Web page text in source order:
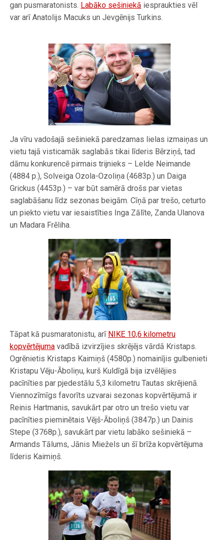
gan pusmaratonists. Labāko sešiniekā iespraukties vēl
var arī Anatolijs Macuks un Jevgēnijs Turkins.
Ja vīru vadošajā sešiniekā paredzamas lielas izmaiņas un
vietu tajā visticamāk saglabās tikai līderis Bērziņš, tad
dāmu konkurencē pirmais trijnieks – Lelde Neimande
(4884 p.), Solveiga Ozola-Ozoliņa (4683p.) un Daiga
Grickus (4453p.) – var būt samērā drošs par vietas
saglabāšanu līdz sezonas beigām. Cīņā par trešo, ceturto
un piekto vietu var iesaistīties Inga Zālīte, Zanda Ulanova
un Madara Frēliha.
Tāpat kā pusmaratonistu, arī NIKE 10,6 kilometru
kopvērtējuma vadībā izvirzījies skrējējs vārdā Kristaps.
Ogrēnietis Kristaps Kaimiņš (4580p.) nomainījis gulbenieti
Kristapu Vēju-Āboliņu, kurš Kuldīgā bija izvēlējies
pacīnīties par pjedestālu 5,3 kilometru Tautas skrējienā.
Viennozīmīgs favorīts uzvarai sezonas kopvērtējumā ir
Reinis Hartmanis, savukārt par otro un trešo vietu var
pacīnīties pieminētais Vējš-Āboliņš (3847p.) un Dainis
Stepe (3768p.), savukārt par vietu labāko sešiniekā –
Armands Tālums, Jānis Miežels un šī brīža kopvērtējuma
līderis Kaimiņš.